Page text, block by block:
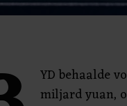
YD behaalde
miljard yuan,